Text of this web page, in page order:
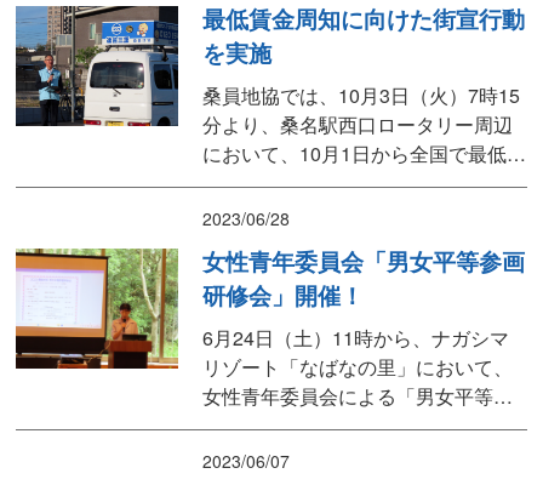
もに変えよう」“～仲間の輪を広げ 安
心社会をめざす～” を柱に、桑員地域
で働く仲間との連携をより深める取
り組みを推進し...
最低賃金周知に向けた街宣行動
を実施
桑員地協では、10月3日（火）7時15
分より、桑名駅西口ロータリー周辺
において、10月1日から全国で最低賃
金が改定されたことを踏まえ、最低
賃金周知に向けた街宣行動を実施し
会長をはじめ、桑員地区選出の県議
会議員(三谷県議)(小島県議)(日沖県
議)がマイクを握り、三重県では10月
から973...
2023/06/28
女性青年委員会「男女平等参画
研修会」開催！
6月24日（土）11時から、ナガシマ
リゾート「なばなの里」において、
女性青年委員会による「男女平等参
画研修会」を開催しました。第1部
研修①では、小島とも子県議による
2023/06/07